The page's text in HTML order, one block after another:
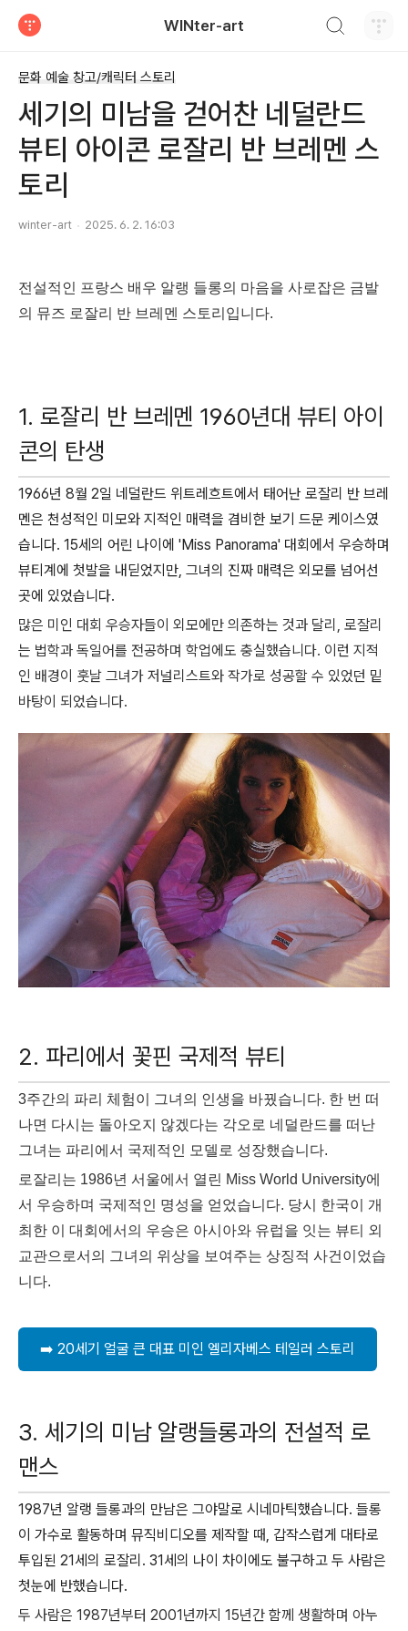
WINter-art
문화 예술 창고/캐릭터 스토리
세기의 미남을 걷어찬 네덜란드
뷰티 아이콘 로잘리 반 브레멘 스
토리
winter-art 2025. 6. 2. 16:03
전설적인 프랑스 배우 알랭 들롱의 마음을 사로잡은 금발
의 뮤즈 로잘리 반 브레멘 스토리입니다.
1. 로잘리 반 브레멘 1960년대 뷰티 아이
콘의 탄생
1966년 8월 2일 네덜란드 위트레흐트에서 태어난 로잘리 반 브레
멘은 천성적인 미모와 지적인 매력을 겸비한 보기 드문 케이스였
습니다. 15세의 어린 나이에 'Miss Panorama' 대회에서 우승하며
뷰티계에 첫발을 내딛었지만, 그녀의 진짜 매력은 외모를 넘어선
곳에 있었습니다.
많은 미인 대회 우승자들이 외모에만 의존하는 것과 달리, 로잘리
는 법학과 독일어를 전공하며 학업에도 충실했습니다. 이런 지적
인 배경이 훗날 그녀가 저널리스트와 작가로 성공할 수 있었던 밑
바탕이 되었습니다.
2. 파리에서 꽃핀 국제적 뷰티
3주간의 파리 체험이 그녀의 인생을 바꿨습니다. 한 번 떠
나면 다시는 돌아오지 않겠다는 각오로 네덜란드를 떠난
그녀는 파리에서 국제적인 모델로 성장했습니다.
로잘리는 1986년 서울에서 열린 Miss World University에
서 우승하며 국제적인 명성을 얻었습니다. 당시 한국이 개
최한 이 대회에서의 우승은 아시아와 유럽을 잇는 뷰티 외
교관으로서의 그녀의 위상을 보여주는 상징적 사건이었습
니다.
➡️ 20세기 얼굴 큰 대표 미인 엘리자베스 테일러 스토리
3. 세기의 미남 알랭들롱과의 전설적 로
맨스
1987년 알랭 들롱과의 만남은 그야말로 시네마틱했습니다. 들롱
이 가수로 활동하며 뮤직비디오를 제작할 때, 갑작스럽게 대타로
투입된 21세의 로잘리. 31세의 나이 차이에도 불구하고 두 사람은
첫눈에 반했습니다.
두 사람은 1987년부터 2001년까지 15년간 함께 생활하며 아누